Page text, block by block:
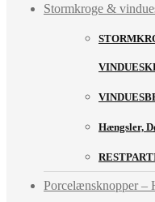
Stormkroge &
Hængsler,
Porcelænsknopper –